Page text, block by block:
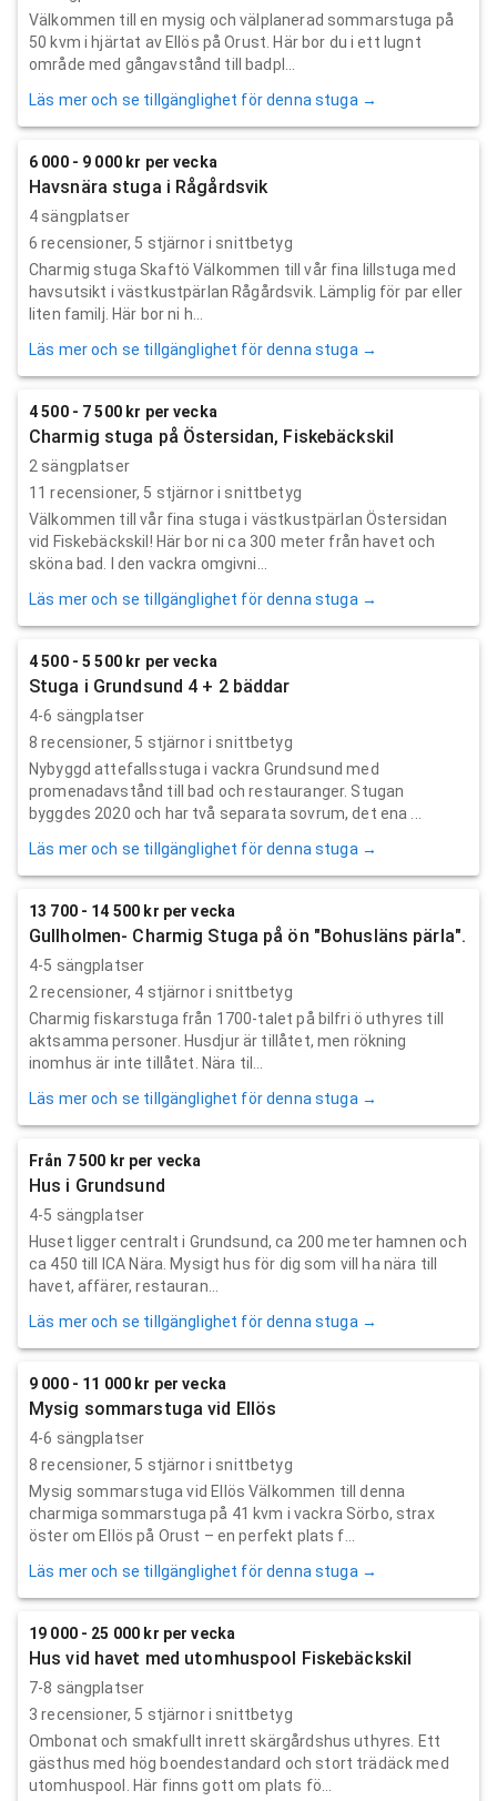
Välkommen till en mysig och välplanerad sommarstuga på
50 kvm i hjärtat av Ellös på Orust. Här bor du i ett lugnt
område med gångavstånd till badpl...
Läs mer och se tillgänglighet för denna stuga →
6 000 - 9 000 kr per vecka
Havsnära stuga i Rågårdsvik
4 sängplatser
6 recensioner, 5 stjärnor i snittbetyg
Charmig stuga Skaftö Välkommen till vår fina lillstuga med
havsutsikt i västkustpärlan Rågårdsvik. Lämplig för par eller
liten familj. Här bor ni h...
Läs mer och se tillgänglighet för denna stuga →
4 500 - 7 500 kr per vecka
Charmig stuga på Östersidan, Fiskebäckskil
2 sängplatser
11 recensioner, 5 stjärnor i snittbetyg
Välkommen till vår fina stuga i västkustpärlan Östersidan
vid Fiskebäckskil! Här bor ni ca 300 meter från havet och
sköna bad. I den vackra omgivni...
Läs mer och se tillgänglighet för denna stuga →
4 500 - 5 500 kr per vecka
Stuga i Grundsund 4 + 2 bäddar
4-6 sängplatser
8 recensioner, 5 stjärnor i snittbetyg
Nybyggd attefallsstuga i vackra Grundsund med
promenadavstånd till bad och restauranger. Stugan
byggdes 2020 och har två separata sovrum, det ena ...
Läs mer och se tillgänglighet för denna stuga →
13 700 - 14 500 kr per vecka
Gullholmen- Charmig Stuga på ön "Bohusläns pärla".
4-5 sängplatser
2 recensioner, 4 stjärnor i snittbetyg
Charmig fiskarstuga från 1700-talet på bilfri ö uthyres till
aktsamma personer. Husdjur är tillåtet, men rökning
inomhus är inte tillåtet. Nära til...
Läs mer och se tillgänglighet för denna stuga →
Från 7 500 kr per vecka
Hus i Grundsund
4-5 sängplatser
Huset ligger centralt i Grundsund, ca 200 meter hamnen och
ca 450 till ICA Nära. Mysigt hus för dig som vill ha nära till
havet, affärer, restauran...
Läs mer och se tillgänglighet för denna stuga →
9 000 - 11 000 kr per vecka
Mysig sommarstuga vid Ellös
4-6 sängplatser
8 recensioner, 5 stjärnor i snittbetyg
Mysig sommarstuga vid Ellös Välkommen till denna
charmiga sommarstuga på 41 kvm i vackra Sörbo, strax
öster om Ellös på Orust – en perfekt plats f...
Läs mer och se tillgänglighet för denna stuga →
19 000 - 25 000 kr per vecka
Hus vid havet med utomhuspool Fiskebäckskil
7-8 sängplatser
3 recensioner, 5 stjärnor i snittbetyg
Ombonat och smakfullt inrett skärgårdshus uthyres. Ett
gästhus med hög boendestandard och stort trädäck med
utomhuspool. Här finns gott om plats fö...